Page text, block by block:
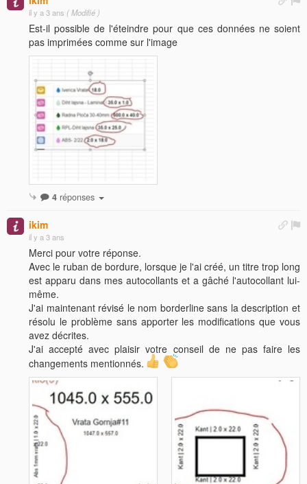
il y a 3 ans ( Modifié )
Est-il possible de l'éteindre pour que ces données ne soient
pas imprimées comme sur l'image
4 réponses
ikim
il y a 3 ans
Merci pour votre réponse.
Avec le ruban de bordure, lorsque je l'ai créé, un titre trop long
est apparu dans mes autocollants et a gâché l'autocollant lui-
même.
J'ai maintenant révisé le nom borderline sans la description et
résolu le problème sans apporter les modifications que vous
avez décrites.
J'ai accepté avec plaisir votre conseil de ne pas faire les
changements mentionnés.